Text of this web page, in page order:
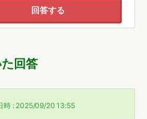
回答する
回答
時 : 2025/09/20 13:55